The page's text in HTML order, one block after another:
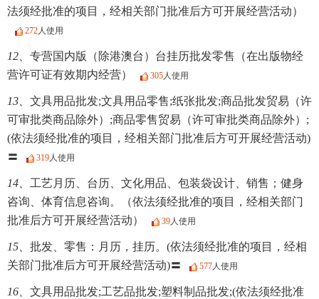
法须经批准的项目，经相关部门批准后方可开展经营活动）
272人使用
12、 专营国内版（除港澳台）台挂历批发零售（在出版物经
营许可证有效期内经营）
305人使用
13、 文具用品批发;文具用品零售;纸张批发;商品批发贸易（许
可审批类商品除外）;商品零售贸易（许可审批类商品除外）;
(依法须经批准的项目，经相关部门批准后方可开展经营活动)
〓
319人使用
14、 工艺月历、台历、文化用品、包装袋设计、销售；健身
咨询、体育信息咨询。（依法须经批准的项目，经相关部门
批准后方可开展经营活动）
39人使用
15、 批发、零售：月历，挂历。(依法须经批准的项目，经相
关部门批准后方可开展经营活动)〓
577人使用
16、 文具用品批发;工艺品批发;塑料制品批发;(依法须经批准